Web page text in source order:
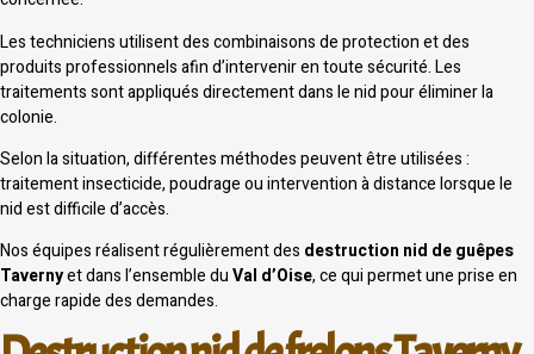
Les techniciens utilisent des combinaisons de protection et des
produits professionnels afin d’intervenir en toute sécurité. Les
traitements sont appliqués directement dans le nid pour éliminer la
colonie.
Selon la situation, différentes méthodes peuvent être utilisées :
traitement insecticide, poudrage ou intervention à distance lorsque le
nid est difficile d’accès.
Nos équipes réalisent régulièrement des destruction nid de guêpes
Tavernyet dans l’ensemble duVal d’Oise, ce qui permet une prise en
charge rapide des demandes.